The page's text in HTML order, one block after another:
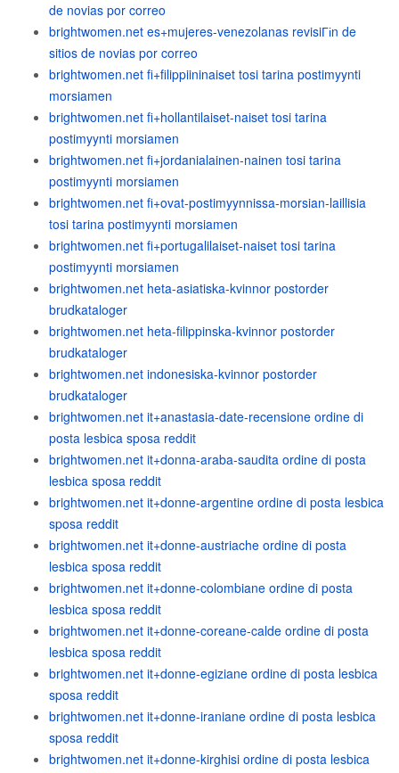
de novias por correo
brightwomen.net es+mujeres-venezolanas revisiГіn de
sitios de novias por correo
brightwomen.net fi+filippiininaiset tosi tarina postimyynti
morsiamen
brightwomen.net fi+hollantilaiset-naiset tosi tarina
postimyynti morsiamen
brightwomen.net fi+jordanialainen-nainen tosi tarina
postimyynti morsiamen
brightwomen.net fi+ovat-postimyynnissa-morsian-laillisia
tosi tarina postimyynti morsiamen
brightwomen.net fi+portugalilaiset-naiset tosi tarina
postimyynti morsiamen
brightwomen.net heta-asiatiska-kvinnor postorder
brudkataloger
brightwomen.net heta-filippinska-kvinnor postorder
brudkataloger
brightwomen.net indonesiska-kvinnor postorder
brudkataloger
brightwomen.net it+anastasia-date-recensione ordine di
posta lesbica sposa reddit
brightwomen.net it+donna-araba-saudita ordine di posta
lesbica sposa reddit
brightwomen.net it+donne-argentine ordine di posta lesbica
sposa reddit
brightwomen.net it+donne-austriache ordine di posta
lesbica sposa reddit
brightwomen.net it+donne-colombiane ordine di posta
lesbica sposa reddit
brightwomen.net it+donne-coreane-calde ordine di posta
lesbica sposa reddit
brightwomen.net it+donne-egiziane ordine di posta lesbica
sposa reddit
brightwomen.net it+donne-iraniane ordine di posta lesbica
sposa reddit
brightwomen.net it+donne-kirghisi ordine di posta lesbica